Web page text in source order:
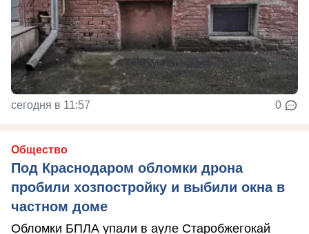
сегодня в 11:57 0
Общество
Под Краснодаром обломки дрона
пробили хозпостройку и выбили окна в
частном доме
Обломки БПЛА упали в ауле Старобжегокай